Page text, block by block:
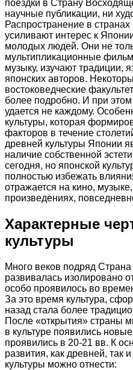
поездки в Страну
научные публикации, ни
Распространение в
усиливают интерес к
молодых людей. Они не
мультипликационные
музыку, изучают традиции,
японских авторов.
востоковедческие
более подробно. И при
удается не каждому.
культуры, которая
факторов в течение
древней культуры Японии
наличие собственной
сегодня, но японской
полностью избежать
отражается на кино,
произведениях,
Характерные
культуры
Много веков подряд
развивалась изолировано
особо проявилось во
За это время культура,
назад стала более
После «открытия» страны
в культуре появились
проявились в 20-21 вв. К
развития, как древней, так
культуры можно отнести: